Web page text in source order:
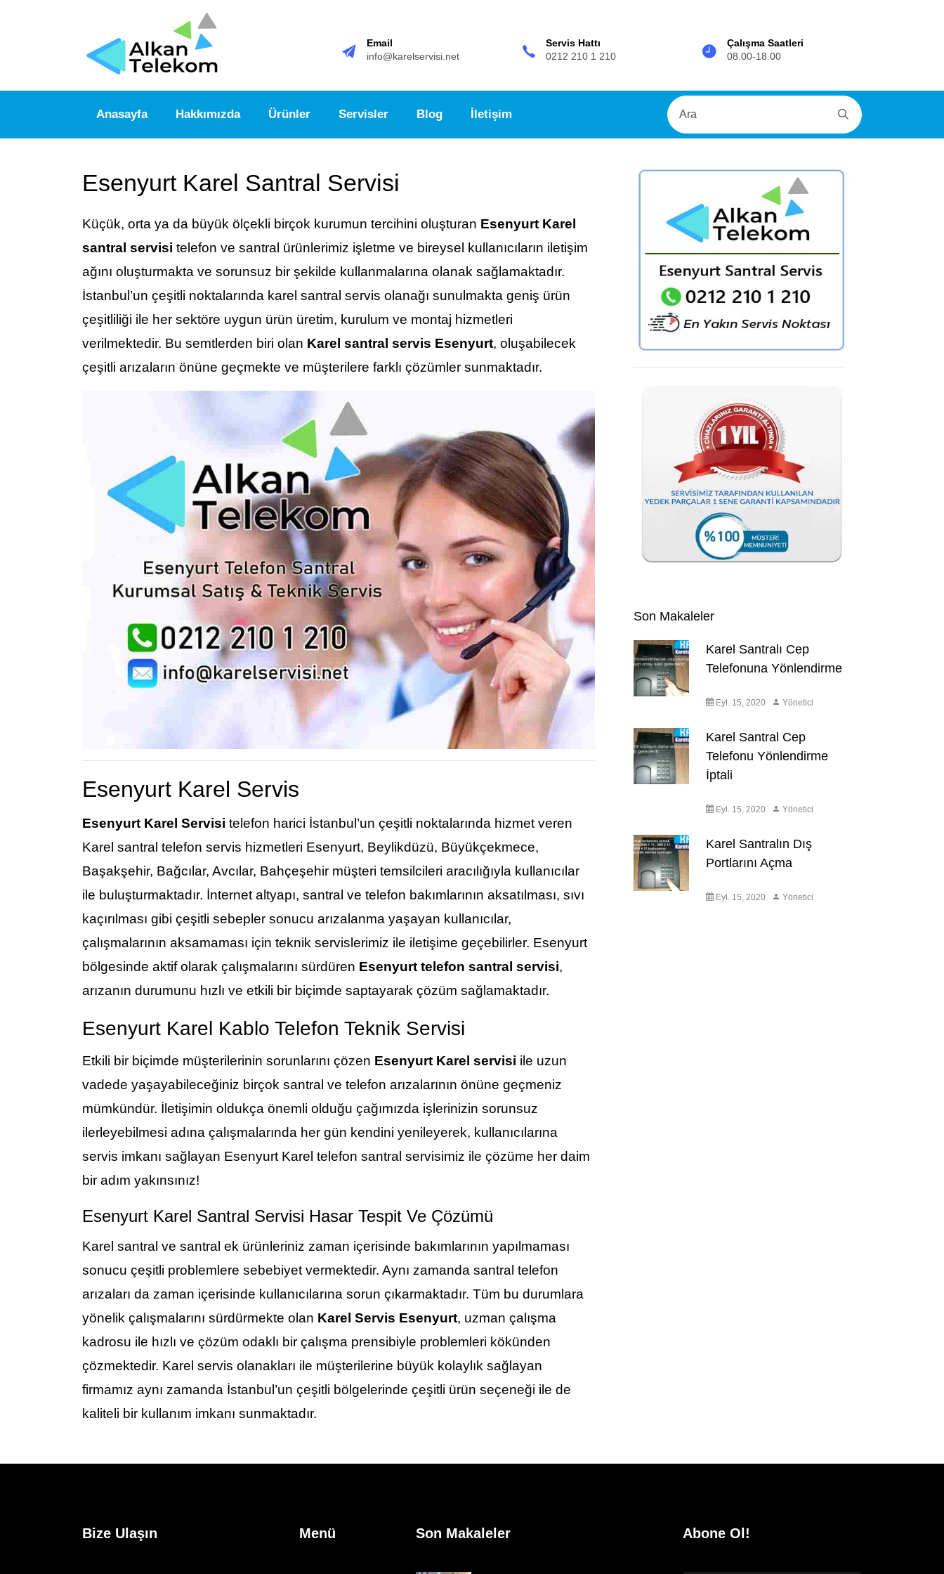
Email
info@karelservisi.net
Servis Hattı
0212 210 1 210
Çalışma Saatleri
08.00-18.00
Anasayfa Hakkımızda Ürünler Servisler Blog İletişim
Esenyurt Karel Santral Servisi
Küçük, orta ya da büyük ölçekli birçok kurumun tercihini oluşturan Esenyurt Karel
santral servisi telefon ve santral ürünlerimiz işletme ve bireysel kullanıcıların iletişim
ağını oluşturmakta ve sorunsuz bir şekilde kullanmalarına olanak sağlamaktadır.
İstanbul’un çeşitli noktalarında karel santral servis olanağı sunulmakta geniş ürün
çeşitliliği ile her sektöre uygun ürün üretim, kurulum ve montaj hizmetleri
verilmektedir. Bu semtlerden biri olan Karel santral servis Esenyurt, oluşabilecek
çeşitli arızaların önüne geçmekte ve müşterilere farklı çözümler sunmaktadır.
Esenyurt Karel Servis
Esenyurt Karel Servisi telefon harici İstanbul’un çeşitli noktalarında hizmet veren
Karel santral telefon servis hizmetleri Esenyurt, Beylikdüzü, Büyükçekmece,
Başakşehir, Bağcılar, Avcılar, Bahçeşehir müşteri temsilcileri aracılığıyla kullanıcılar
ile buluşturmaktadır. İnternet altyapı, santral ve telefon bakımlarının aksatılması, sıvı
kaçırılması gibi çeşitli sebepler sonucu arızalanma yaşayan kullanıcılar,
çalışmalarının aksamaması için teknik servislerimiz ile iletişime geçebilirler. Esenyurt
bölgesinde aktif olarak çalışmalarını sürdüren Esenyurt telefon santral servisi,
arızanın durumunu hızlı ve etkili bir biçimde saptayarak çözüm sağlamaktadır.
Esenyurt Karel Kablo Telefon Teknik Servisi
Etkili bir biçimde müşterilerinin sorunlarını çözen Esenyurt Karel servisi ile uzun
vadede yaşayabileceğiniz birçok santral ve telefon arızalarının önüne geçmeniz
mümkündür. İletişimin oldukça önemli olduğu çağımızda işlerinizin sorunsuz
ilerleyebilmesi adına çalışmalarında her gün kendini yenileyerek, kullanıcılarına
servis imkanı sağlayan Esenyurt Karel telefon santral servisimiz ile çözüme her daim
bir adım yakınsınız!
Esenyurt Karel Santral Servisi Hasar Tespit Ve Çözümü
Karel santral ve santral ek ürünleriniz zaman içerisinde bakımlarının yapılmaması
sonucu çeşitli problemlere sebebiyet vermektedir. Aynı zamanda santral telefon
arızaları da zaman içerisinde kullanıcılarına sorun çıkarmaktadır. Tüm bu durumlara
yönelik çalışmalarını sürdürmekte olan Karel Servis Esenyurt, uzman çalışma
kadrosu ile hızlı ve çözüm odaklı bir çalışma prensibiyle problemleri kökünden
çözmektedir. Karel servis olanakları ile müşterilerine büyük kolaylık sağlayan
firmamız aynı zamanda İstanbul’un çeşitli bölgelerinde çeşitli ürün seçeneği ile de
kaliteli bir kullanım imkanı sunmaktadır.
Son Makaleler
Karel Santralı Cep
Telefonuna Yönlendirme
Eyl. 15, 2020 Yönetici
Karel Santral Cep
Telefonu Yönlendirme
İptali
Eyl. 15, 2020 Yönetici
Karel Santralın Dış
Portlarını Açma
Eyl. 15, 2020 Yönetici
Bize Ulaşın Menü Son Makaleler Abone Ol!